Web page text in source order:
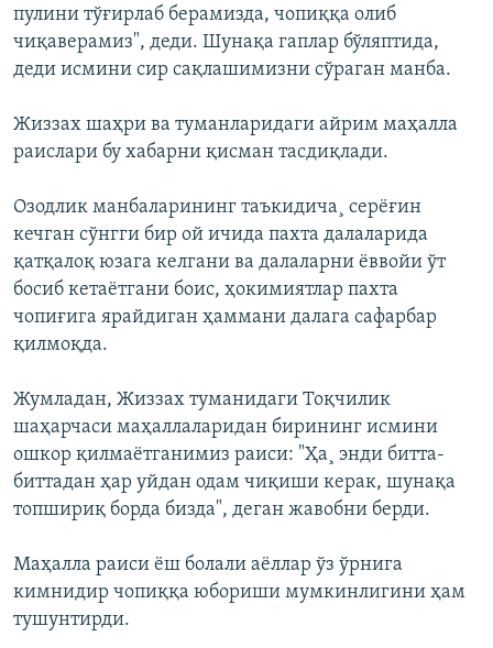
пулини тўғирлаб берамизда, чопиққа олиб
чиқаверамиз", деди. Шунақа гаплар бўляптида,
деди исмини сир сақлашимизни сўраган манба.
Жиззах шаҳри ва туманларидаги айрим маҳалла
раислари бу хабарни қисман тасдиқлади.
Озодлик манбаларининг таъкидича¸ серёғин
кечган сўнгги бир ой ичида пахта далаларида
қатқалоқ юзага келгани ва далаларни ёввойи ўт
босиб кетаётгани боис, ҳокимиятлар пахта
чопиғига ярайдиган ҳаммани далага сафарбар
қилмоқда.
Жумладан, Жиззах туманидаги Тоқчилик
шаҳарчаси маҳаллаларидан бирининг исмини
ошкор қилмаётганимиз раиси: "Ҳа¸ энди битта-
биттадан ҳар уйдан одам чиқиши керак, шунақа
топшириқ борда бизда", деган жавобни берди.
Маҳалла раиси ёш болали аёллар ўз ўрнига
кимнидир чопиққа юбориши мумкинлигини ҳам
тушунтирди.